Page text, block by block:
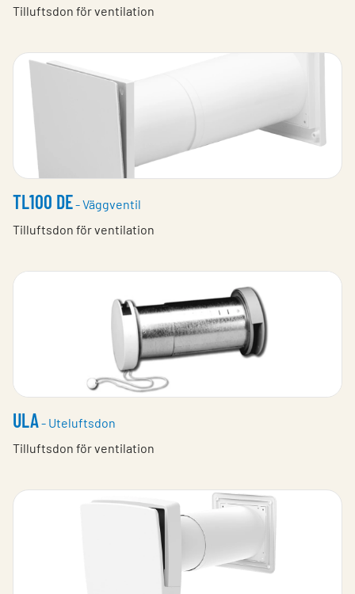
Tilluftsdon för ventilation
TL100 DE- Väggventil
Tilluftsdon för ventilation
ULA- Uteluftsdon
Tilluftsdon för ventilation